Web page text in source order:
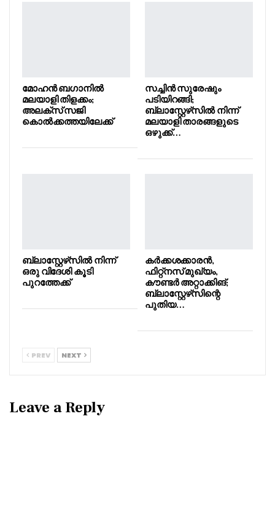
മോഹൻ ബഗാനിൽ
മലയാളി തിളക്കം;
അലക്സ് സജി
കൊൽക്കത്തയിലേക്ക്
സച്ചിൻ സുരേഷും
പടിയിറങ്ങി;
ബ്ലാസ്റ്റേഴ്‌സിൽ നിന്ന്
മലയാളി താരങ്ങളുടെ
ഒഴുക്ക്…
ബ്ലാസ്റ്റേഴ്‌സിൽ നിന്ന്
ഒരു വിദേശി കൂടി
പുറത്തേക്ക്
കർക്കശക്കാരൻ,
ഫിറ്റ്നസ് മുഖ്യം,
കൗണ്ടർ അറ്റാക്കിങ്;
ബ്ലാസ്റ്റേഴ്‌സിന്റെ
പുതിയ…
PREV NEXT
Leave a Reply